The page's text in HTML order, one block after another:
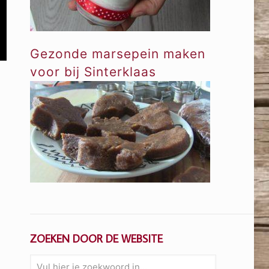
Gezonde marsepein maken
voor bij Sinterklaas
ZOEKEN DOOR DE WEBSITE